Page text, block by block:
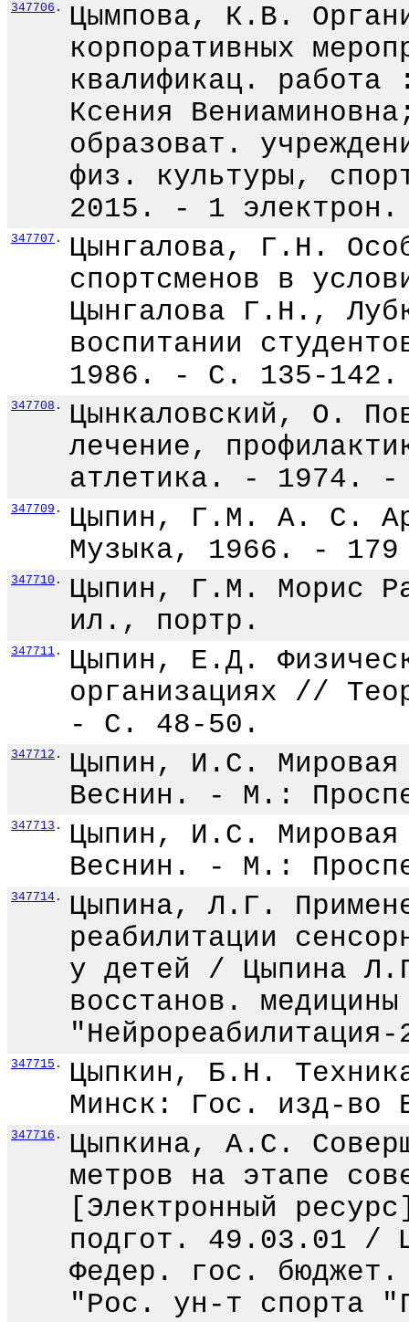
347706 .
Цымпова, К.В.
корпоративных
квалификац.
Ксения
образоват.
физ. культуры,
2015. - 1 электрон.
347707 .
Цынгалова, Г.Н.
спортсменов в
Цынгалова Г.Н.,
воспитании
1986. - С. 135-142.
347708 .
Цынкаловский, О.
лечение,
атлетика. -
347709 .
Цыпин, Г.М. А. С.
Музыка, 1966. -
347710 .
Цыпин, Г.М. Морис
ил., портр.
347711 .
Цыпин, Е.Д.
организациях //
- С. 48-50.
347712 .
Цыпин, И.С.
Веснин. - М.:
347713 .
Цыпин, И.С.
Веснин. - М.:
347714 .
Цыпина, Л.Г.
реабилитации
у детей / Цыпина
восстанов.
347715 .
Цыпкин, Б.Н.
Минск: Гос. изд-
347716 .
Цыпкина, А.С.
метров на этапе
[Электронный
подгот. 49.03.01 /
Федер. гос. бюджет.
"Рос. ун-т спорта